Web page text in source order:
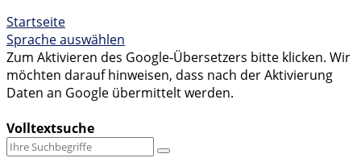
Startseite
Sprache auswählen
Zum Aktivieren des Google-Übersetzers bitte klicken. Wir
möchten darauf hinweisen, dass nach der Aktivierung
Daten an Google übermittelt werden.
Volltextsuche